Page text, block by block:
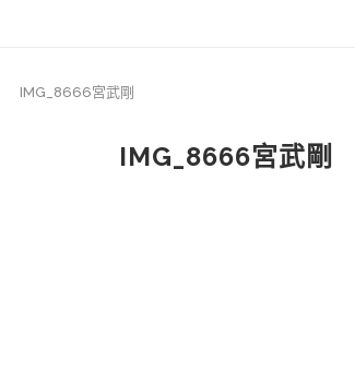
IMG_8666宮武剛
IMG_8666宮武剛